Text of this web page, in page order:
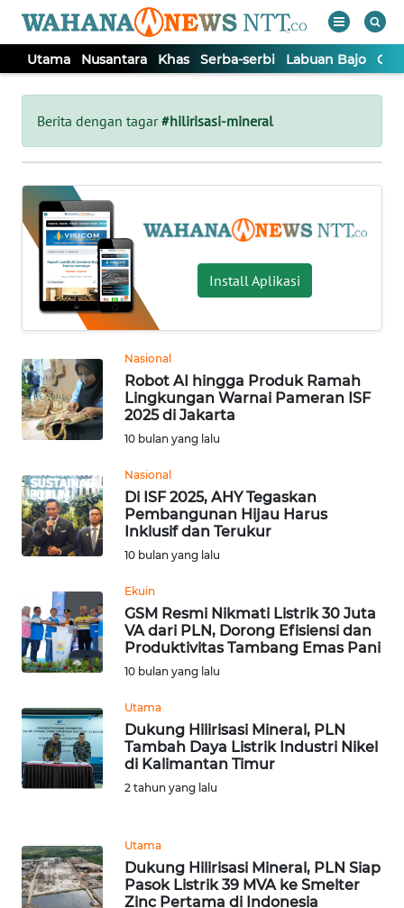
Utama Nusantara Khas Serba-serbi Labuan Bajo
Berita dengan tagar#hilirisasi-mineral
Install Aplikasi
Nasional
Robot AI hingga Produk Ramah
Lingkungan Warnai Pameran ISF
2025 di Jakarta
10 bulan yang lalu
Nasional
Di ISF 2025, AHY Tegaskan
Pembangunan Hijau Harus
Inklusif dan Terukur
10 bulan yang lalu
Ekuin
GSM Resmi Nikmati Listrik 30 Juta
VA dari PLN, Dorong Efisiensi dan
Produktivitas Tambang Emas Pani
10 bulan yang lalu
Utama
Dukung Hilirisasi Mineral, PLN
Tambah Daya Listrik Industri Nikel
di Kalimantan Timur
2 tahun yang lalu
Utama
Dukung Hilirisasi Mineral, PLN Siap
Pasok Listrik 39 MVA ke Smelter
Zinc Pertama di Indonesia
Tutup
UTAMA
NUSANTARA
KHAS
SERBA-
SERBI
LABUAN
BAJO
Informasi
INDEKS
KONTAK
KAMI
INFO
TENTANG
KAMI
SIBER
REDAKSI